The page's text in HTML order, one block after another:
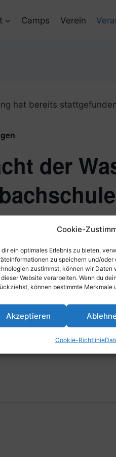
Cookie-
dir ein optimales Erlebnis zu bieten,
zu speichern und/oder
zustimmst, können wir
Website verarbeiten. Wenn du
können bestimmte Merkmale
Akzeptieren
Cookie-Richtlinie
Camps Verein
hat bereits
der
@ 18:30-18.